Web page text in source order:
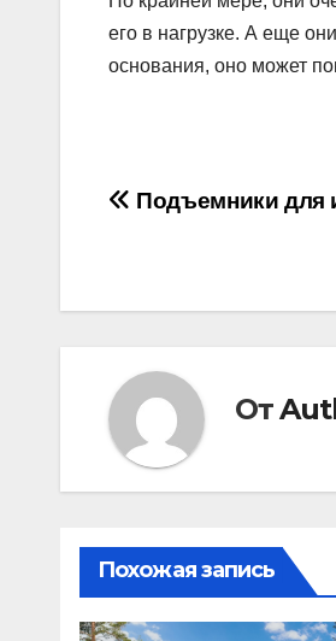
его в нагрузке. А еще
основания, оно может
Навигация
записям
Подъемники для
От
Похожая запись